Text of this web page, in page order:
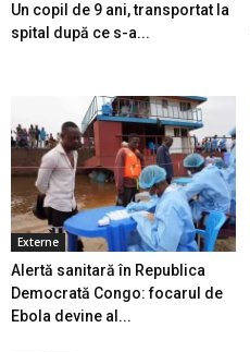
Un copil de 9 ani, transportat la
spital după ce s-a...
Externe
Alertă sanitară în Republica
Democrată Congo: focarul de
Ebola devine al...